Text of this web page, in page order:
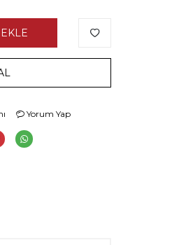
Yorum Yap